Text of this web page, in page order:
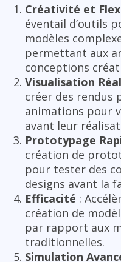
Créativité et
éventail d’outils
modèles
permettant aux
conceptions
Visualisation
créer des rendus
animations pour
avant leur
Prototypage
création de
pour tester des
designs avant la
Efficacité :
création de
par rapport aux
traditionnelles.
Simulation